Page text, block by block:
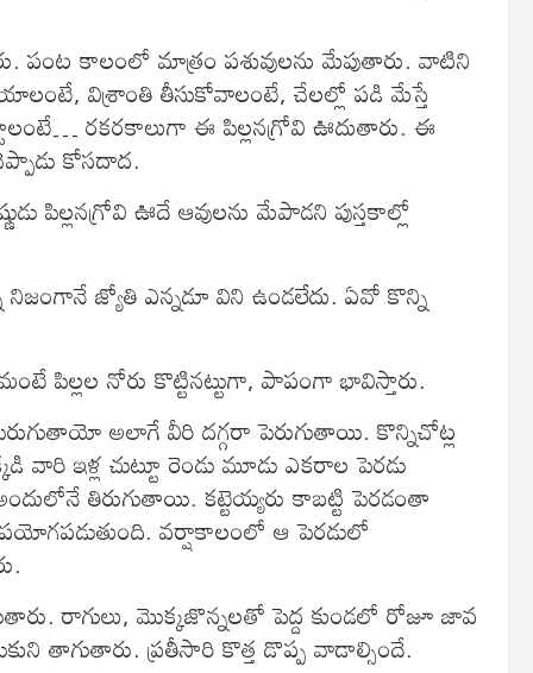
పంట కాలంలో మాత్రం పశువులను మేపుతారు. వాటిని
విశ్రాంతి తీసుకోవాలంటే, చేలల్లో పడి మేస్తే
రకరకాలుగా ఈ పిల్లనగ్రోవి ఊదుతారు. ఈ
కోసదాద.
పిల్లనగ్రోవి ఊదే ఆవులను మేపాడని పుస్తకాల్లో
జ్యోతి ఎన్నడూ విని ఉండలేదు. ఏవో కొన్ని
పిల్లల నోరు కొట్టినట్టుగా, పాపంగా భావిస్తారు.
అలాగే వీరి దగ్గరా పెరుగుతాయి. కొన్నిచోట్ల
ఇళ్ల చుట్టూ రెండు మూడు ఎకరాల పెరడు
తిరుగుతాయి. కట్టెయ్యరు కాబట్టి పెరడంతా
వర్షాకాలంలో ఆ పెరడులో
రాగులు, మొక్కజొన్నలతో పెద్ద కుండలో రోజూ జావ
తాగుతారు. ప్రతీసారి కొత్త డొప్ప వాడాల్సిందే.